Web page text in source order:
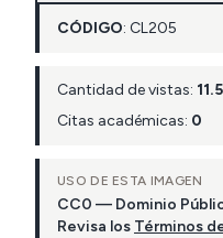
CÓDIGO: CL205
Cantidad de vistas:
Citas académicas: 0
USO DE ESTA IMAGEN
CC0 — Dominio
Revisa los Términos